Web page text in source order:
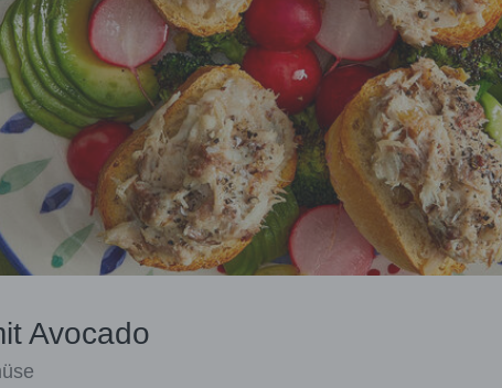
Avocado